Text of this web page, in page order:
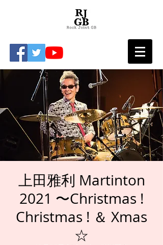
上田雅利 Martinton
2021 〜Christmas !
Christmas ! ＆ Xmas
☆